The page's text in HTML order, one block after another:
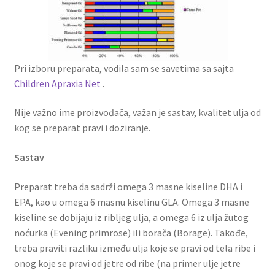
Pri izboru preparata, vodila sam se savetima sa sajta
Children Apraxia Net .
Nije važno ime proizvođača, važan je sastav, kvalitet ulja od
kog se preparat pravi i doziranje.
Sastav
Preparat treba da sadrži omega 3 masne kiseline DHA i
EPA, kao u omega 6 masnu kiselinu GLA. Omega 3 masne
kiseline se dobijaju iz ribljeg ulja, a omega 6 iz ulja žutog
noćurka (Evening primrose) ili borača (Borage). Takođe,
treba praviti razliku između ulja koje se pravi od tela ribe i
onog koje se pravi od jetre od ribe (na primer ulje jetre